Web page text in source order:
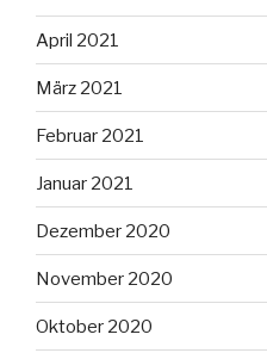
April 2021
März 2021
Februar 2021
Januar 2021
Dezember 2020
November 2020
Oktober 2020